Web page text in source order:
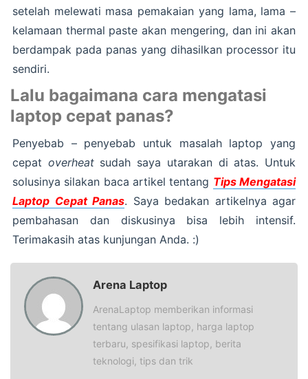
setelah melewati masa pemakaian yang lama, lama –
kelamaan thermal paste akan mengering, dan ini akan
berdampak pada panas yang dihasilkan processor itu
sendiri.
Lalu bagaimana cara mengatasi
laptop cepat panas?
Penyebab – penyebab untuk masalah laptop yang
cepat overheat sudah saya utarakan di atas. Untuk
solusinya silakan baca artikel tentang Tips Mengatasi
Laptop Cepat Panas. Saya bedakan artikelnya agar
pembahasan dan diskusinya bisa lebih intensif.
Terimakasih atas kunjungan Anda. :)
Arena Laptop
ArenaLaptop memberikan informasi
tentang ulasan laptop, harga laptop
terbaru, spesifikasi laptop, berita
teknologi, tips dan trik